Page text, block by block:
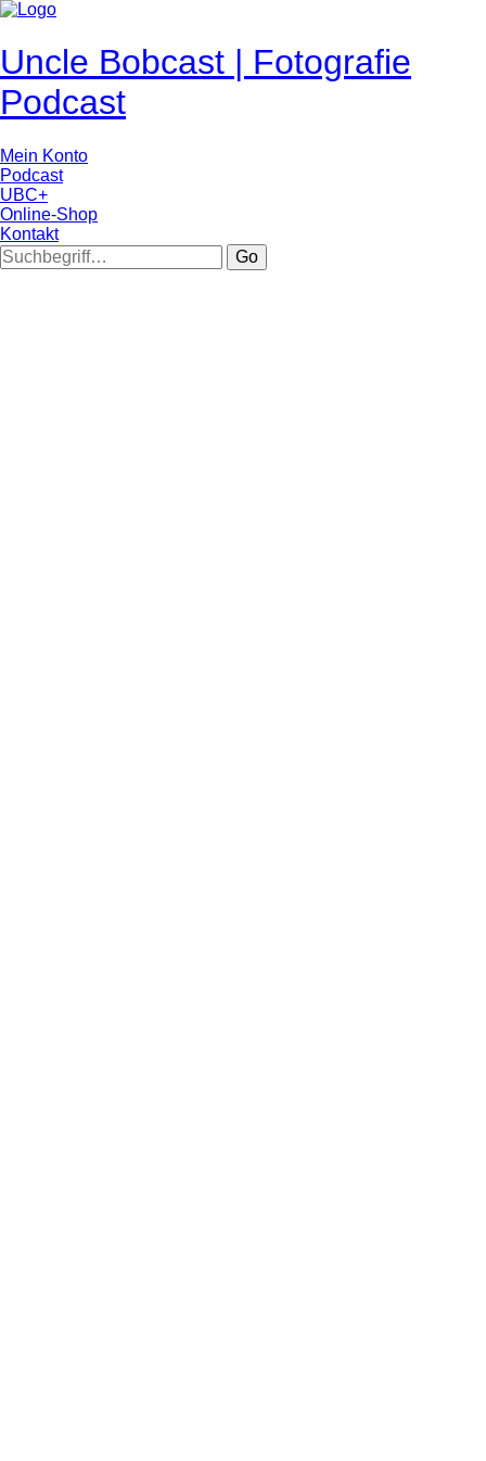
Uncle Bobcast | Fotografie
Podcast
Mein Konto
Podcast
UBC+
Online-Shop
Kontakt
Go